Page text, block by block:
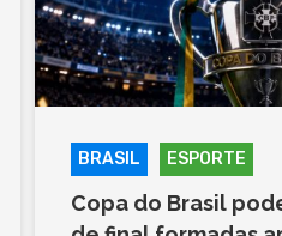
BRASIL ESPORTE
Copa do Brasil